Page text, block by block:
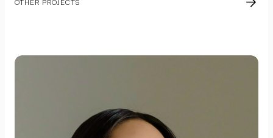
OTHER PROJECTS